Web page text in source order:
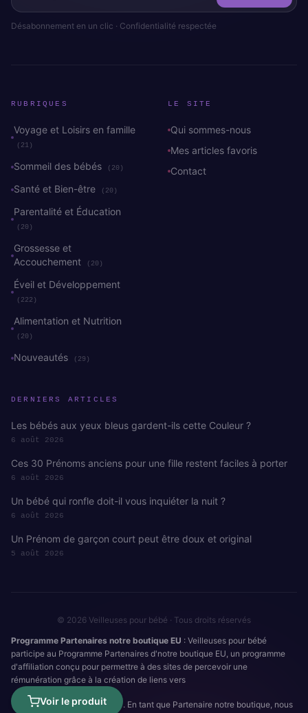
Désabonnement en un clic · Confidentialité respectée
RUBRIQUES
Voyage et Loisirs en famille
(21)
Sommeil des bébés (20)
Santé et Bien-être (20)
Parentalité et Éducation
(20)
Grossesse et
Accouchement
(20)
Éveil et Développement
(222)
Alimentation et Nutrition
(20)
Nouveautés (29)
LE SITE
Qui sommes-nous
Mes articles favoris
Contact
DERNIERS ARTICLES
Les bébés aux yeux bleus gardent-ils cette Couleur ?
6 août 2026
Ces 30 Prénoms anciens pour une fille restent faciles à porter
6 août 2026
Un bébé qui ronfle doit-il vous inquiéter la nuit ?
6 août 2026
Un Prénom de garçon court peut être doux et original
5 août 2026
© 2026 Veilleuses pour bébé · Tous droits réservés
Programme Partenaires notre boutique EU : Veilleuses pour bébé
participe au Programme Partenaires d'notre boutique EU, un programme
d'affiliation conçu pour permettre à des sites de percevoir une
rémunération grâce à la création de liens vers
Voir le produit . En tant que Partenaire notre boutique, nous